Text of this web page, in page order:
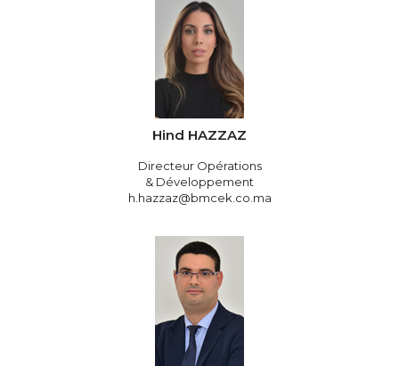
Hind HAZZAZ
Directeur Opérations
& Développement
h.hazzaz@bmcek.co.ma